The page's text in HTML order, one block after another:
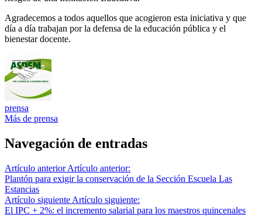
Agradecemos a todos aquellos que acogieron esta iniciativa y que
día a día trabajan por la defensa de la educación pública y el
bienestar docente.
prensa
Más de prensa
Navegación de entradas
Artículo anterior Artículo anterior:
Plantón para exigir la conservación de la Sección Escuela Las
Estancias
Artículo siguiente Artículo siguiente:
El IPC + 2%: el incremento salarial para los maestros quincenales